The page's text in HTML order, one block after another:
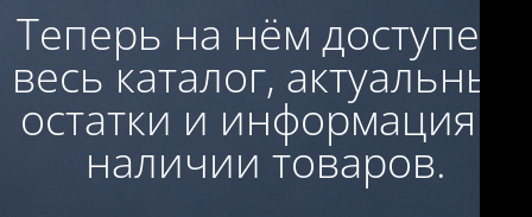
Теперь на нём доступен:
весь каталог, актуальные
остатки и информация о
наличии товаров.